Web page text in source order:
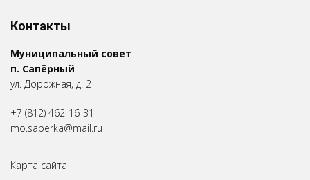
Контакты
Муниципальный совет
п. Сапёрный
ул. Дорожная, д. 2
+7 (812) 462-16-31
mo.saperka@mail.ru
Карта сайта